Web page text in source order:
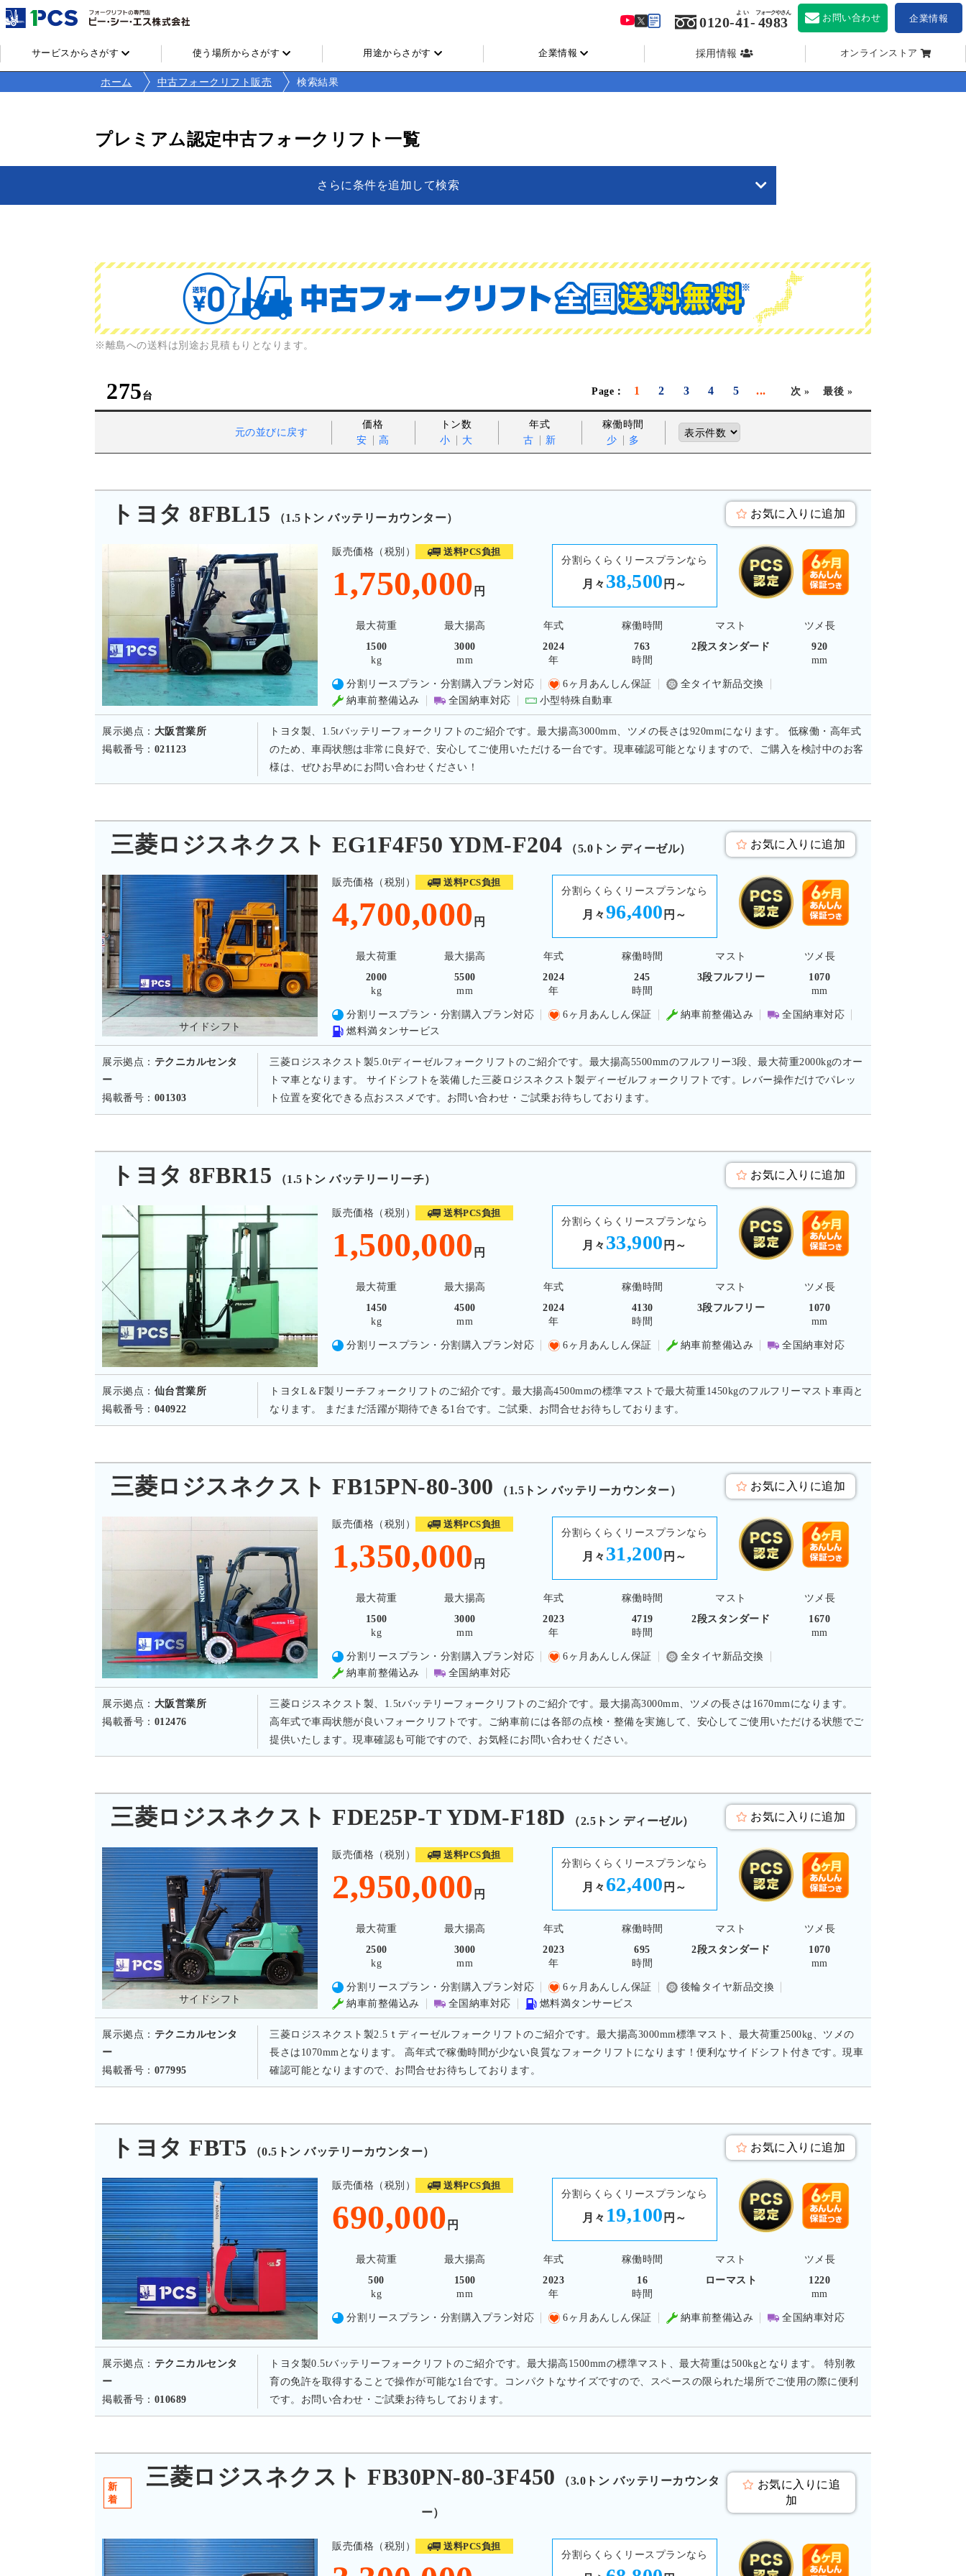
サービスからさがす 使う場所からさがす 用途からさがす 企業情報 採用情報 オンラインストア
0120-41
よい
- 4983
フォークやさん お問い合わせ 企業情報
ホーム 中古フォークリフト販売 検索結果
プレミアム認定中古フォークリフト一覧
さらに条件を追加して検索
※離島への送料は別途お見積もりとなります。
275 1 2 3 4 5 ... 次 » 最後 »
元の並びに戻す
価格
安
高
トン数
小
大
年式
古
新
稼働時間
少
多
トヨタ 8FBL15 （1.5トン バッテリーカウンター） お気に入りに追加
販売価格（税別） 送料PCS負担
1,750,000 円
分割らくらくリースプランなら
月々 38,500 円～
最大荷重 最大揚高 年式 稼働時間 マスト
ツメ長
1500
kg
3000
mm
2024
年
763
時間
2段スタンダード
920
mm
分割リースプラン・分割購入プラン対応 6ヶ月あんしん保証
全タイヤ新品交換
納車前整備込み
全国納車対応 小型特殊自動車
展示拠点： 大阪営業所
掲載番号： 021123
トヨタ製、1.5tバッテリーフォークリフトのご紹介です。最大揚高3000mm、ツメの長さは920mmになります。 低稼働・高年式
のため、車両状態は非常に良好で、安心してご使用いただける一台です。現車確認可能となりますので、ご購入を検討中のお客
様は、ぜひお早めにお問い合わせください！
三菱ロジスネクスト EG1F4F50 YDM-F204 （5.0トン ディーゼル） お気に入りに追加
サイドシフト
販売価格（税別） 送料PCS負担
4,700,000 円
分割らくらくリースプランなら
月々96,400 円～
最大荷重 最大揚高 年式 稼働時間 マスト
ツメ長
2000
kg
5500
mm
2024
年
245
時間
3段フルフリー
1070
mm
分割リースプラン・分割購入プラン対応 6ヶ月あんしん保証 納車前整備込み
全国納車対応
燃料満タンサービス
展示拠点： テクニカルセンタ
ー
掲載番号： 001303
三菱ロジスネクスト製5.0tディーゼルフォークリフトのご紹介です。最大揚高5500mmのフルフリー3段、最大荷重2000kgのオー
トマ車となります。 サイドシフトを装備した三菱ロジスネクスト製ディーゼルフォークリフトです。レバー操作だけでパレッ
ト位置を変化できる点おススメです。お問い合わせ・ご試乗お待ちしております。
トヨタ 8FBR15 （1.5トン バッテリーリーチ） お気に入りに追加
販売価格（税別） 送料PCS負担
1,500,000 円
分割らくらくリースプランなら
月々 33,900 円～
最大荷重 最大揚高 年式 稼働時間 マスト
ツメ長
1450
kg
4500
mm
2024
年
4130
時間
3段フルフリー
1070
mm
分割リースプラン・分割購入プラン対応 6ヶ月あんしん保証 納車前整備込み 全国納車対応
展示拠点： 仙台営業所
掲載番号： 040922
トヨタL＆F製リーチフォークリフトのご紹介です。最大揚高4500mmの標準マストで最大荷重1450kgのフルフリーマスト車両と
なります。 まだまだ活躍が期待できる1台です。ご試乗、お問合せお待ちしております。
三菱ロジスネクスト FB15PN-80-300 （1.5トン バッテリーカウンター） お気に入りに追加
販売価格（税別） 送料PCS負担
1,350,000 円
分割らくらくリースプランなら
月々 31,200 円～
最大荷重 最大揚高 年式 稼働時間 マスト
ツメ長
1500
kg
3000
mm
2023
年
4719
時間
2段スタンダード
1670
mm
分割リースプラン・分割購入プラン対応 6ヶ月あんしん保証
全タイヤ新品交換
納車前整備込み
全国納車対応
展示拠点： 大阪営業所
掲載番号： 012476
三菱ロジスネクスト製、1.5tバッテリーフォークリフトのご紹介です。最大揚高3000mm、ツメの長さは1670mmになります。
高年式で車両状態が良いフォークリフトです。ご納車前には各部の点検・整備を実施して、安心してご使用いただける状態でご
提供いたします。現車確認も可能ですので、お気軽にお問い合わせください。
三菱ロジスネクスト FDE25P-T YDM-F18D （2.5トン ディーゼル） お気に入りに追加
サイドシフト
販売価格（税別） 送料PCS負担
2,950,000 円
分割らくらくリースプランなら
月々 62,400 円～
最大荷重 最大揚高 年式 稼働時間 マスト
ツメ長
2500
kg
3000
mm
2023
年
695
時間
2段スタンダード
1070
mm
分割リースプラン・分割購入プラン対応 6ヶ月あんしん保証
後輪タイヤ新品交換
納車前整備込み
全国納車対応 燃料満タンサービス
展示拠点： テクニカルセンタ
ー
掲載番号： 077995
三菱ロジスネクスト製2.5ｔディーゼルフォークリフトのご紹介です。最大揚高3000mm標準マスト、最大荷重2500kg、ツメの
長さは1070mmとなります。 高年式で稼働時間が少ない良質なフォークリフトになります！便利なサイドシフト付きです。現車
確認可能となりますので、お問合せお待ちしております。
トヨタ FBT5 （0.5トン バッテリーカウンター） お気に入りに追加
販売価格（税別） 送料PCS負担
690,000 円
分割らくらくリースプランなら
月々 19,100 円～
最大荷重 最大揚高 年式 稼働時間 マスト
ツメ長
500
kg
1500
mm
2023
年
16
時間
ローマスト
1220
mm
分割リースプラン・分割購入プラン対応 6ヶ月あんしん保証 納車前整備込み 全国納車対応
展示拠点： テクニカルセンタ
ー
掲載番号： 010689
トヨタ製0.5tバッテリーフォークリフトのご紹介です。最大揚高1500mmの標準マスト、最大荷重は500kgとなります。 特別教
育の免許を取得することで操作が可能な1台です。コンパクトなサイズですので、スペースの限られた場所でご使用の際に便利
です。お問い合わせ・ご試乗お待ちしております。
新
着
三菱ロジスネクスト FB30PN-80-3F450 （3.0トン バッテリーカウンタ
ー）
お気に入りに追
加
販売価格（税別） 送料PCS負担
分割らくらくリースプランなら